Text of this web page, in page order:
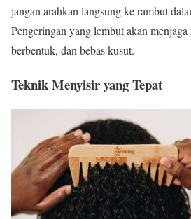
jangan arahkan langsung ke rambut
Pengeringan yang lembut akan menjaga
berbentuk, dan bebas kusut.
Teknik Menyisir yang Tepat